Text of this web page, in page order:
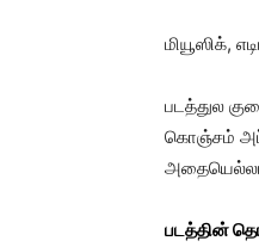
மியூஸிக்,
படத்துல
கொஞ்சம்
படத்தின்